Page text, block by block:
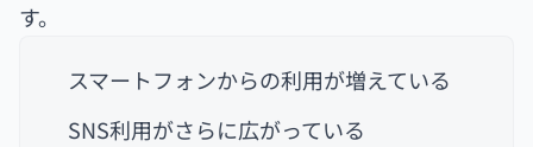
す。
スマートフォンからの利用が増えている
SNS利用がさらに広がっている